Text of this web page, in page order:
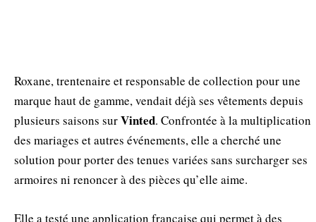
Roxane, trentenaire et responsable de collection pour une
marque haut de gamme, vendait déjà ses vêtements depuis
plusieurs saisons surVinted. Confrontée à la multiplication
des mariages et autres événements, elle a cherché une
solution pour porter des tenues variées sans surcharger ses
armoires ni renoncer à des pièces qu’elle aime.
Elle a testé une application française qui permet à des